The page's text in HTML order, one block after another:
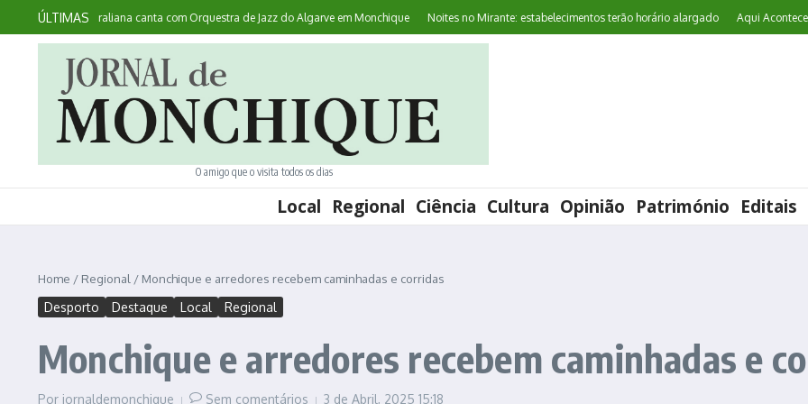
Ir para o conteúdo
ÚLTIMAS
australiana canta com Orquestra de Jazz do Algarve em Monchique Noites no Mirante: estabelecimentos terão horário alargado Aqui Acontece:
O amigo que o visita todos os dias
Local Regional Ciência Cultura Opinião Património Editais
Home / Regional / Monchique e arredores recebem caminhadas e corridas
Desporto Destaque Local Regional
Monchique e arredores recebem caminhadas e
Por jornaldemonchique Sem comentários 3 de Abril, 2025 15:18